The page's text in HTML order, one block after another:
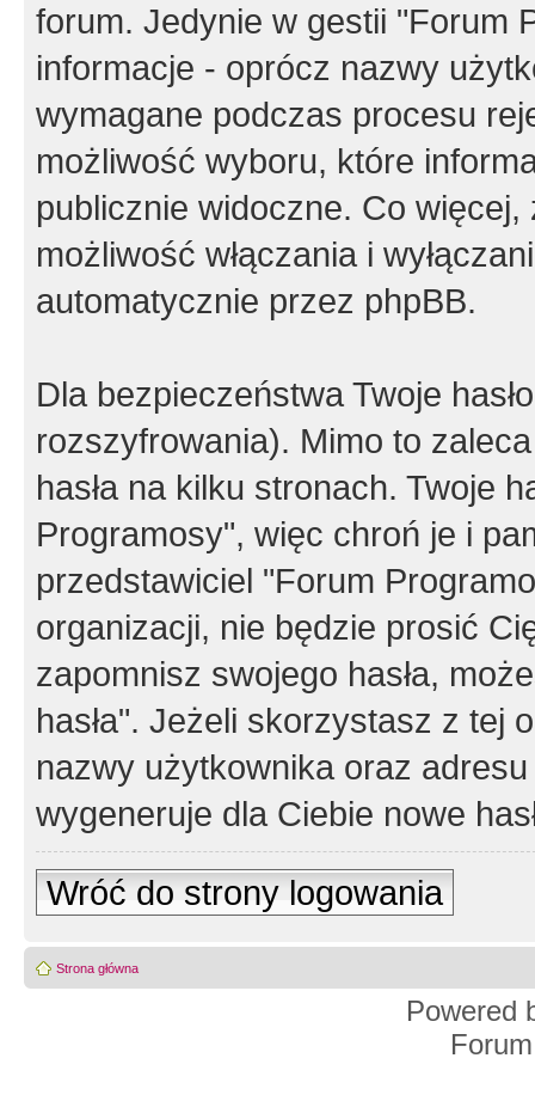
forum. Jedynie w gestii "Forum
informacje - oprócz nazwy
wymagane podczas procesu
możliwość wyboru, które
publicznie widoczne. Co
możliwość włączania i
automatycznie przez phpBB.
Dla bezpieczeństwa Twoje
rozszyfrowania). Mimo to
hasła na kilku stronach. Twoje
Programosy", więc chroń je i
przedstawiciel "Forum
organizacji, nie będzie prosić
zapomnisz swojego hasła,
hasła". Jeżeli skorzystasz z tej
nazwy użytkownika oraz
wygeneruje dla Ciebie nowe
Wróć do strony logowania
Strona główna
Powered